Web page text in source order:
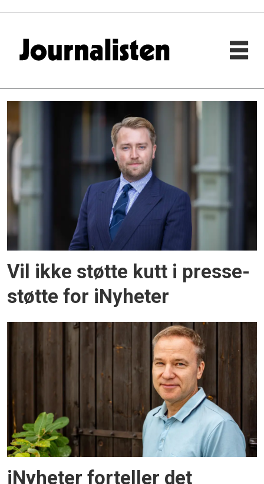
Tag:
thorbjørn
jagland
Vil ikke støtte kutt i presse­
støtte for iNyheter
iNyheter forteller det